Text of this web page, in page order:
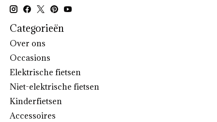
Categorieën
Over ons
Occasions
Elektrische fietsen
Niet-elektrische fietsen
Kinderfietsen
Accessoires